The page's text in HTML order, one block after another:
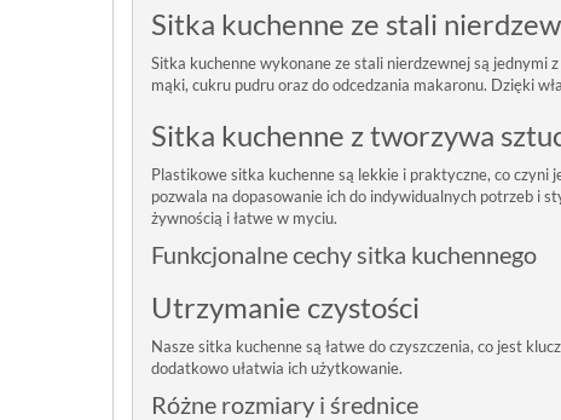
Sitka kuchenne ze stali
Sitka kuchenne wykonane ze stali nierdzewnej są jednymi
mąki, cukru pudru oraz do odcedzania makaronu. Dzięki
Sitka kuchenne z tworzywa
Plastikowe sitka kuchenne są lekkie i praktyczne, co czyni
pozwala na dopasowanie ich do indywidualnych potrzeb i
żywnością i łatwe w myciu.
Funkcjonalne cechy sitka kuchennego
Utrzymanie czystości
Nasze sitka kuchenne są łatwe do czyszczenia, co jest
dodatkowo ułatwia ich użytkowanie.
Różne rozmiary i średnice